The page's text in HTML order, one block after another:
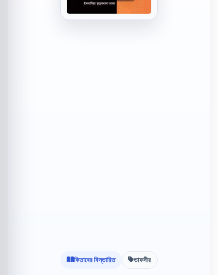
কিতাবের বিস্তারিত তাফসীর